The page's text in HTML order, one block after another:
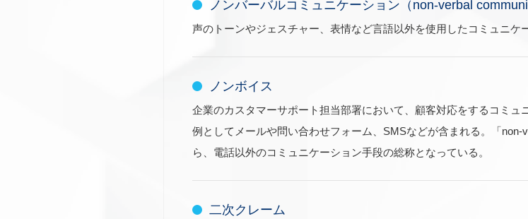
ノンバーバルコミュニケーション（non-verbal
声のトーンやジェスチャー、表情など言語以外を使用したコミュニケ
ノンボイス
企業のカスタマーサポート担当部署において、顧客対応をするコミュ
例としてメールや問い合わせフォーム、SMSなどが含まれる。「
ら、電話以外のコミュニケーション手段の総称となっている。
二次クレーム